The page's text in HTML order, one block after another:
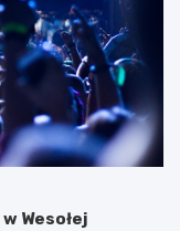
Wesołej